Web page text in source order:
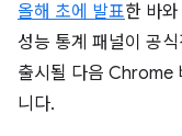
올해 초에 발표한 바
성능 통계 패널이 공
출시될 다음 Chrome
니다.